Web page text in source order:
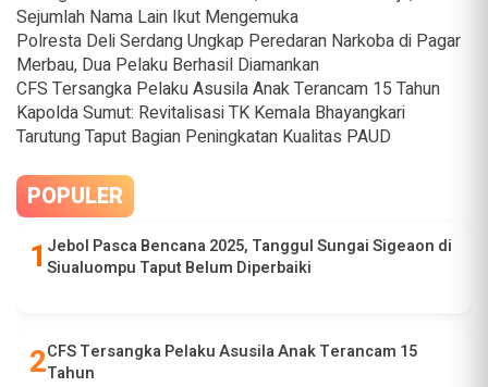
Sejumlah Nama Lain Ikut Mengemuka
Polresta Deli Serdang Ungkap Peredaran Narkoba di Pagar
Merbau, Dua Pelaku Berhasil Diamankan
CFS Tersangka Pelaku Asusila Anak Terancam 15 Tahun
Kapolda Sumut: Revitalisasi TK Kemala Bhayangkari
Tarutung Taput Bagian Peningkatan Kualitas PAUD
POPULER
Jebol Pasca Bencana 2025, Tanggul Sungai Sigeaon di
Siualuompu Taput Belum Diperbaiki
CFS Tersangka Pelaku Asusila Anak Terancam 15
Tahun